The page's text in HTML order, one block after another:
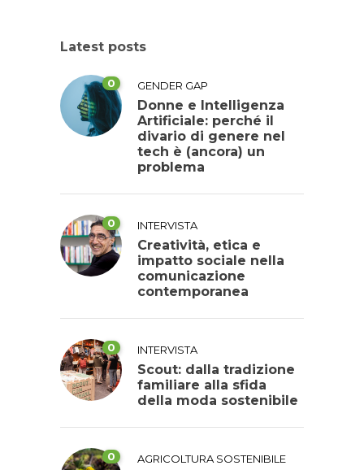
Latest posts
0 GENDER GAP
Donne e Intelligenza
Artificiale: perché il
divario di genere nel
tech è (ancora) un
problema
0 INTERVISTA
Creatività, etica e
impatto sociale nella
comunicazione
contemporanea
0 INTERVISTA
Scout: dalla tradizione
familiare alla sfida
della moda sostenibile
0 AGRICOLTURA SOSTENIBILE